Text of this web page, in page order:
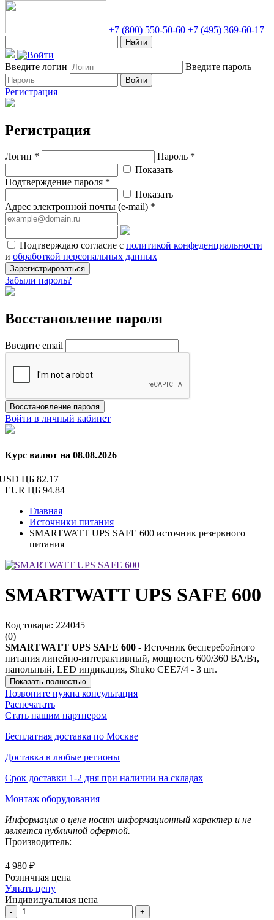
+7 (800) 550-50-60 +7 (495) 369-60-17
Найти
Введите логин Введите пароль
Войти
Регистрация
Регистрация
Логин *
Пароль *
Показать
Подтверждение пароля *
Показать
Адрес электронной почты (e-mail) *
Подтверждаю согласие с политикой конфеденциальности
и обработкой персональных данных
Зарегистрироваться
Забыли пароль?
Восстановление пароля
Введите email
Восстановление пароля
Войти в личный кабинет
Курс валют на 08.08.2026
ЦБ 82.17
EUR ЦБ 94.84
Главная
Источники питания
SMARTWATT UPS SAFE 600 источник резервного
питания
SMARTWATT UPS SAFE 600
Код товара: 224045
(0)
SMARTWATT UPS SAFE 600 - Источник бесперебойного
питания линейно-интерактивный, мощность 600/360 ВА/Вт,
напольный, LED индикация, Shuko CEE7/4 - 3 шт.
Показать полностью
Позвоните нужна консультация
Распечатать
Стать нашим партнером
Бесплатная доставка по Москве
Доставка в любые регионы
Срок доставки 1-2 дня при наличии на складах
Монтаж оборудования
Информация о цене носит информационный характер и не
является публичной офертой.
Производитель:
4 980 ₽
Розничная цена
Узнать цену
Индивидуальная цена
- +